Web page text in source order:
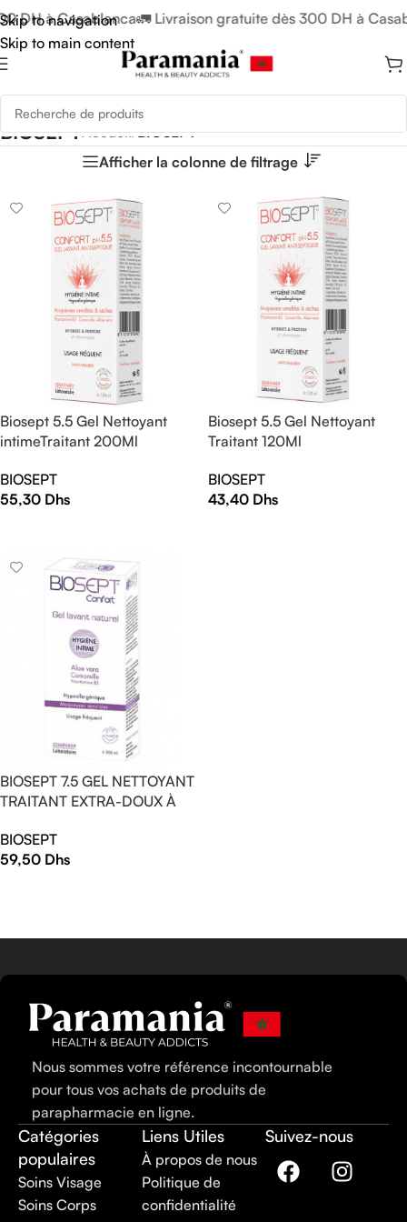
Skip to navigation
Skip to main content
DH à Casablanca🚛 Livraison gratuite dès 300 DH à
BIOSEPTAccueil/BIOSEPT
Afficher la colonne de filtrage
Biosept 5.5 Gel Nettoyant
intimeTraitant 200Ml
BIOSEPT
55,30 Dhs
Biosept 5.5 Gel Nettoyant
Traitant 120Ml
BIOSEPT
43,40 Dhs
BIOSEPT 7.5 GEL NETTOYANT
TRAITANT EXTRA-DOUX À
BIOSEPT
59,50 Dhs
Nous sommes votre référence incontournable
pour tous vos achats de produits de
parapharmacie en ligne.
Catégories
populaires
Soins Visage
Soins Corps
Liens Utiles
À propos de nous
Politique de
confidentialité
Suivez-nous